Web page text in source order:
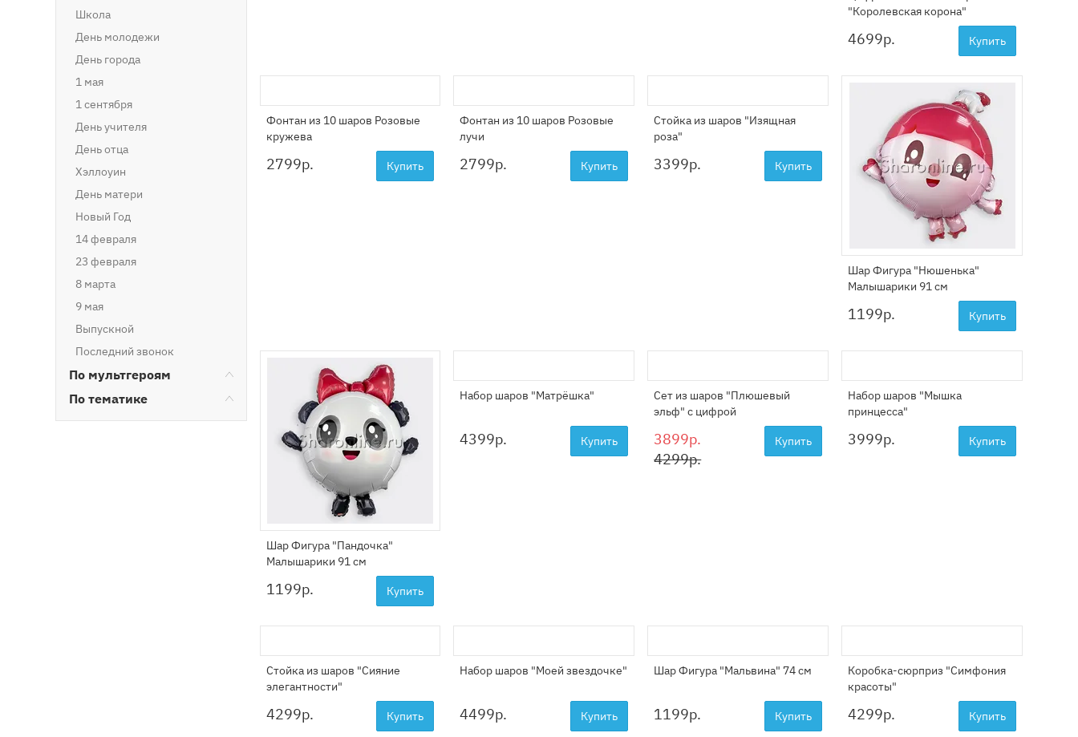
Школа
День молодежи
День города
1 мая
1 сентября
День учителя
День отца
Хэллоуин
День матери
Новый Год
14 февраля
23 февраля
8 марта
9 мая
Выпускной
Последний звонок
По мультгероям
По тематике
"Королевская корона"
4699р. Купить
Фонтан из 10 шаров Розовые
кружева
2799р. Купить
Фонтан из 10 шаров Розовые
лучи
2799р. Купить
Стойка из шаров "Изящная
роза"
3399р. Купить
Шар Фигура "Нюшенька"
Малышарики 91 см
1199р. Купить
Шар Фигура "Пандочка"
Малышарики 91 см
1199р. Купить
Набор шаров "Матрёшка"
4399р. Купить
Сет из шаров "Плюшевый
эльф" с цифрой
3899р.
4299р.
Купить
Набор шаров "Мышка
принцесса"
3999р. Купить
Стойка из шаров "Сияние
элегантности"
4299р. Купить
Набор шаров "Моей звездочке"
4499р. Купить
Шар Фигура "Мальвина" 74 см
1199р. Купить
Коробка-сюрприз "Симфония
красоты"
4299р. Купить